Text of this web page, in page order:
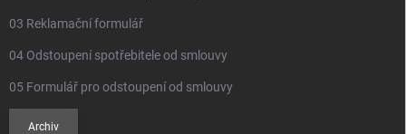
03 Reklamační formulář
04 Odstoupení spotřebitele od smlouvy
05 Formulář pro odstoupení od smlouvy
Archiv